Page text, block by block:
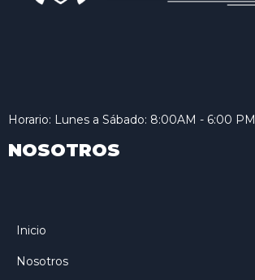
Horario: Lunes a Sábado: 8:00AM - 6:00 PM
NOSOTROS
Inicio
Nosotros